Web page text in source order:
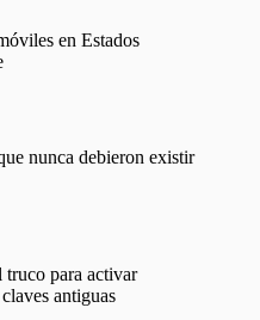
en Estados
nunca debieron existir
para activar
antiguas